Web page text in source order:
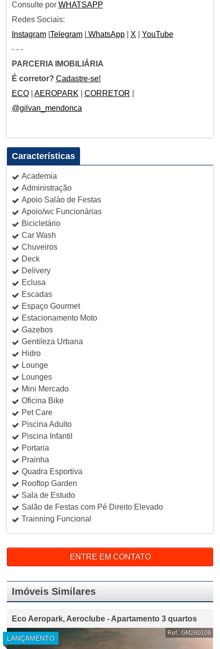
Consulte por WHATSAPP
Redes Sociais:
Instagram| Telegram| WhatsApp| X
YouTube
- - -
PARCERIA IMOBILIÁRIA
É corretor? Cadastre-se!
ECO| AEROPARK CORRETOR
@gilvan_mendonca
Características
Academia
Administração
Apoio Salào de Festas
Apoio/wc Funcionárias
Bicicletário
Car Wash
Chuveiros
Deck
Delivery
Eclusa
Escadas
Espaço Gourmet
Estacionamento Moto
Gazebos
Gentileza Urbana
Hidro
Lounge
Lounges
Mini Mercado
Oficina Bike
Pet Care
Piscina Adulto
Piscina Infantil
Portaria
Prainha
Quadra Esportiva
Rooftop Garden
Sala de Estudo
Salão de Festas com Pé Direito Elevado
Trainning Funcional
ENTRE EM CONTATO
Imóveis Similares
Eco Aeropark, Aeroclube - Apartamento 3 quartos
LANÇAMENTO
Ref.: GM260106